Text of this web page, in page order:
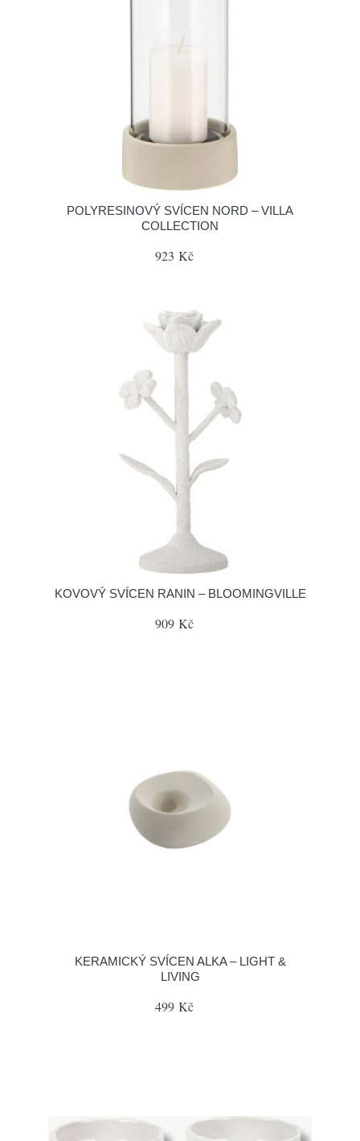
POLYRESINOVÝ SVÍCEN NORD – VILLA
COLLECTION
923 Kč
KOVOVÝ SVÍCEN RANIN – BLOOMINGVILLE
909 Kč
KERAMICKÝ SVÍCEN ALKA – LIGHT &
LIVING
499 Kč